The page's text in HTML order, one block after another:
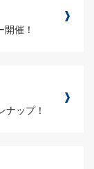
催！
ナップ！